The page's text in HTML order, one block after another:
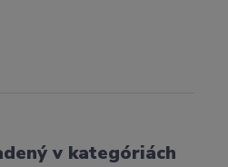
v kategóriách